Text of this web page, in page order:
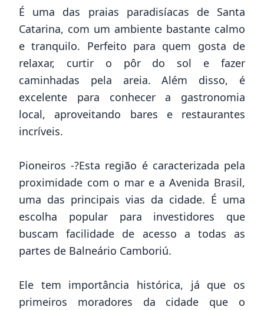
É uma das praias paradisíacas de Santa
Catarina, com um ambiente bastante calmo
e tranquilo. Perfeito para quem gosta de
relaxar, curtir o pôr do sol e fazer
caminhadas pela areia. Além disso, é
excelente para conhecer a gastronomia
local, aproveitando bares e restaurantes
incríveis.
Pioneiros -?Esta região é caracterizada pela
proximidade com o mar e a Avenida Brasil,
uma das principais vias da cidade. É uma
escolha popular para investidores que
buscam facilidade de acesso a todas as
partes de Balneário Camboriú.
Ele tem importância histórica, já que os
primeiros moradores da cidade que o